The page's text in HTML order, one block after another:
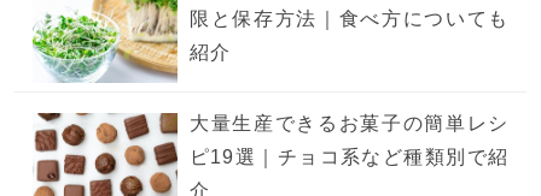
限と保存方法｜食べ方についても
紹介
大量生産できるお菓子の簡単レシ
ピ19選｜チョコ系など種類別で紹
介